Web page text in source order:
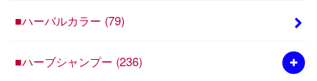
■ハーバルカラー (79)
■ハーブシャンプー (236)